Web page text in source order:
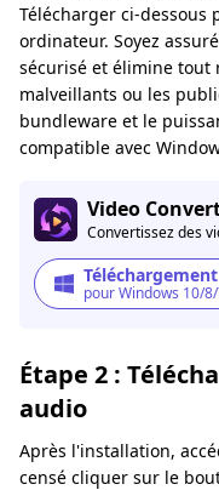
Télécharger ci-dessous
ordinateur. Soyez
sécurisé et élimine tout
malveillants ou les
bundleware et le
compatible avec
Video
Convertissez des
pour Windows 10/
Étape 2 :
audio
Après l'installation,
censé cliquer sur le